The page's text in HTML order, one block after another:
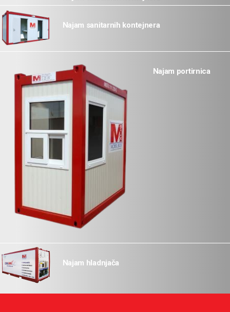
Najam sanitarnih kontejnera
Najam portirnica
Najam hladnjača